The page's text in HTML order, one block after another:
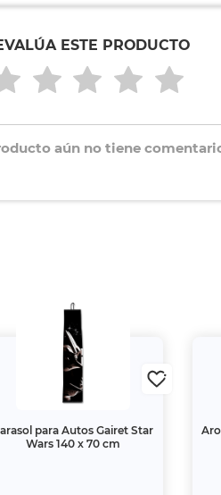
ESTE PRODUCTO
aún no tiene
para Autos Gairet Star
Wars 140 x 70 cm